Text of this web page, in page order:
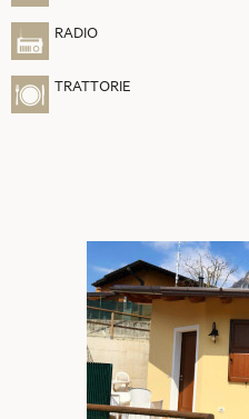
RADIO
TRATTORIE